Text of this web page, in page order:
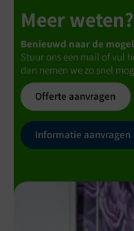
Meer weten?
Benieuwd naar de
Stuur ons een mail of vul
dan nemen we zo snel
Offerte aanvragen
Informatie aanvragen